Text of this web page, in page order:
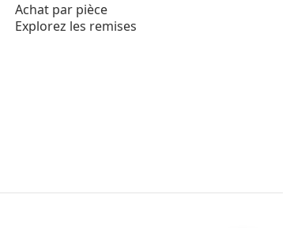
Achat par pièce
Explorez les remises